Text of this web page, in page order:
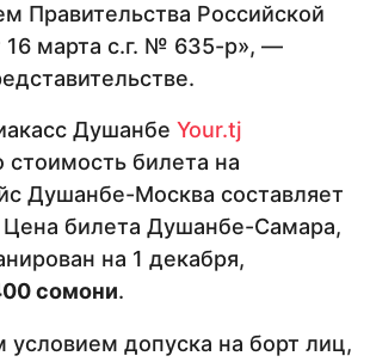
Правительства Российской
16 марта с.г. № 635-р», —
Душанбе Your.tj
стоимость билета на
Душанбе-Москва составляет
Цена билета Душанбе-Самара,
на 1 декабря,
сомони.
условием допуска на борт лиц,